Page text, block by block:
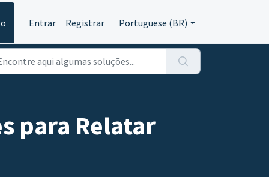
Entrar Registrar Portuguese (BR)
para Relatar